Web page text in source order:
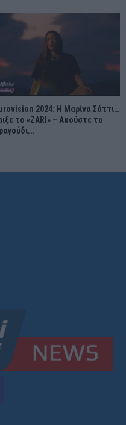
2024: Η Μαρίνα Σάττι…
το «ZARI» – Ακούστε το